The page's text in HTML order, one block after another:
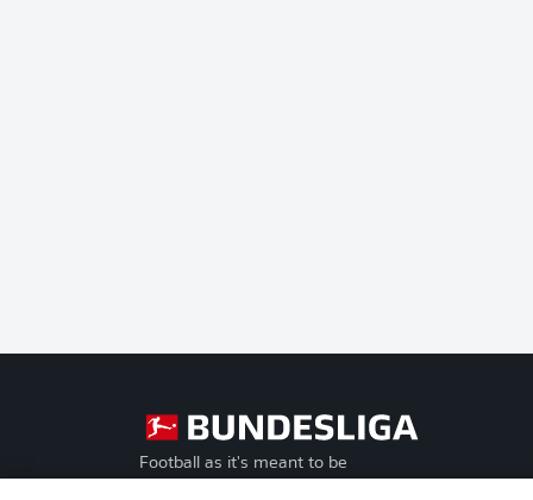
Football as it's meant to be